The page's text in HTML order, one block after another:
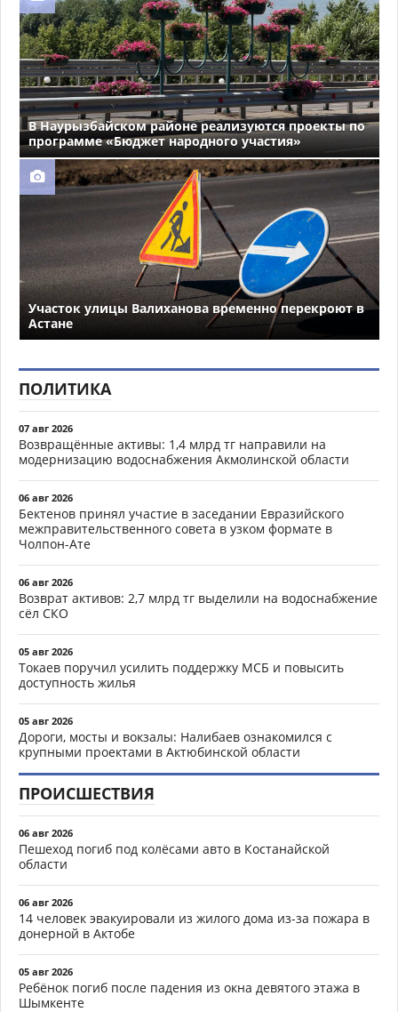
В Наурызбайском районе реализуются проекты по
программе «Бюджет народного участия»
Участок улицы Валиханова временно перекроют в
Астане
ПОЛИТИКА
07 авг 2026
Возвращённые активы: 1,4 млрд тг направили на
модернизацию водоснабжения Акмолинской области
06 авг 2026
Бектенов принял участие в заседании Евразийского
межправительственного совета в узком формате в
Чолпон-Ате
06 авг 2026
Возврат активов: 2,7 млрд тг выделили на водоснабжение
сёл СКО
05 авг 2026
Токаев поручил усилить поддержку МСБ и повысить
доступность жилья
05 авг 2026
Дороги, мосты и вокзалы: Налибаев ознакомился с
крупными проектами в Актюбинской области
ПРОИСШЕСТВИЯ
06 авг 2026
Пешеход погиб под колёсами авто в Костанайской
области
06 авг 2026
14 человек эвакуировали из жилого дома из-за пожара в
донерной в Актобе
05 авг 2026
Ребёнок погиб после падения из окна девятого этажа в
Шымкенте